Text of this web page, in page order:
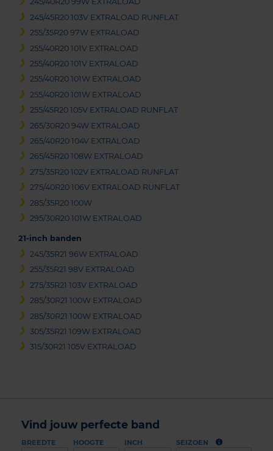
245/45R20 103V EXTRALOAD RUNFLAT
255/35R20 97W EXTRALOAD
255/40R20 101V EXTRALOAD
255/40R20 101V EXTRALOAD
255/40R20 101W EXTRALOAD
255/40R20 101W EXTRALOAD
255/45R20 105V EXTRALOAD RUNFLAT
265/30R20 94W EXTRALOAD
265/40R20 104V EXTRALOAD
265/45R20 108W EXTRALOAD
275/35R20 102V EXTRALOAD RUNFLAT
275/40R20 106V EXTRALOAD RUNFLAT
285/35R20 100W
295/30R20 101W EXTRALOAD
21-inch banden
245/35R21 96W EXTRALOAD
255/35R21 98V EXTRALOAD
275/35R21 103V EXTRALOAD
285/30R21 100W EXTRALOAD
285/30R21 100W EXTRALOAD
305/35R21 109W EXTRALOAD
315/30R21 105V EXTRALOAD
Vind jouw perfecte band
BREEDTE HOOGTE INCH SEIZOEN